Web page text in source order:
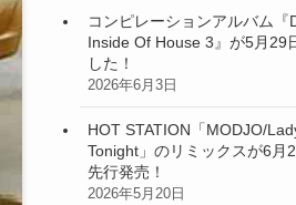
コンピレーションアルバム『
Inside Of House 3』が5月29
した！
2026年6月3日
HOT STATION「MODJO/
Tonight」のリミックスが6月
先行発売！
2026年5月20日